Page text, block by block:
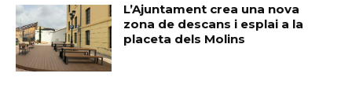
L’Ajuntament crea una nova
zona de descans i esplai a la
placeta dels Molins